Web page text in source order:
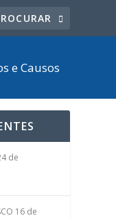
e Causos
de
16 de